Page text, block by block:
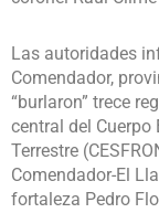
Las autoridades
Comendador,
“burlaron” trece
central del Cuerpo
Terrestre
Comendador-El
fortaleza Pedro